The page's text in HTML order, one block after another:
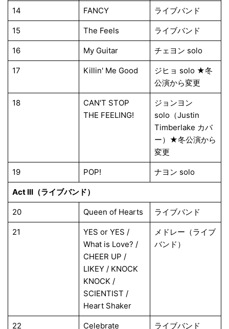
14 FANCY ライブバンド
15 The Feels ライブバンド
16 My Guitar チェヨン solo
17 Killin' Me Good
ジヒョ solo ★冬
公演から変更
18
CAN'T STOP
THE FEELING!
ジョンヨン
solo（Justin
Timberlake カバ
ー）★冬公演から
変更
19 POP! ナヨン solo
Act III（ライブバンド）
20 Queen of Hearts ライブバンド
21
YES or YES /
What is Love? /
CHEER UP /
LIKEY / KNOCK
KNOCK /
SCIENTIST /
Heart Shaker
メドレー（ライブ
バンド）
22 Celebrate ライブバンド